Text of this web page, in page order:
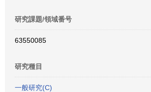
研究課題/領域番号
63550085
研究種目
一般研究(C)